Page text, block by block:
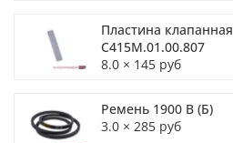
Пластина клапанная
С415М.01.00.807
8.0 × 145 руб
Ремень 1900 В (Б)
3.0 × 285 руб